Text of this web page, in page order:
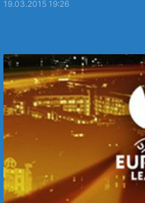
19.03.2015 19:26